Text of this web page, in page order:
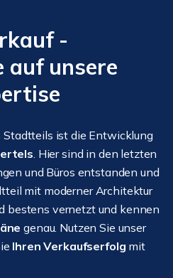
-
auf unsere
ist die Entwicklung
. Hier sind in den letzten
und Büros entstanden und
mit moderner Architektur
bestens vernetzt und kennen
genau. Nutzen Sie unser
Ihren Verkaufserfolg mit